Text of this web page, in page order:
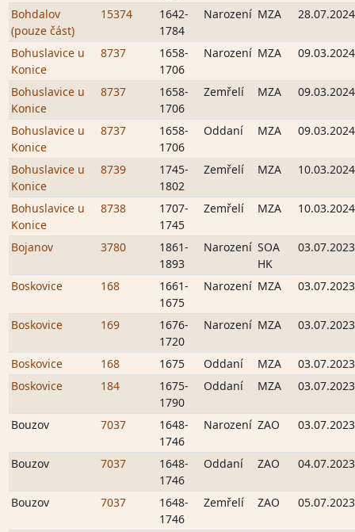
Bohdalov
(pouze část)
15374
1642-
1784
Narození MZA 28.07.2024
Bohuslavice u
Konice
8737
1658-
1706
Narození MZA 09.03.2024
Bohuslavice u
Konice
8737
1658-
1706
Zemřelí MZA 09.03.2024
Bohuslavice u
Konice
8737
1658-
1706
Oddaní MZA 09.03.2024
Bohuslavice u
Konice
8739
1745-
1802
Zemřelí MZA 10.03.2024
Bohuslavice u
Konice
8738
1707-
1745
Zemřelí MZA 10.03.2024
Bojanov 3780
1861-
1893
Narození SOA
HK
03.07.2023
Boskovice 168
1661-
1675
Narození MZA 03.07.2023
Boskovice 169
1676-
1720
Narození MZA 03.07.2023
Boskovice 168 1675 Oddaní MZA
03.07.2023
Boskovice
184
1675-
1790
Oddaní MZA 03.07.2023
Bouzov 7037
1648-
1746
Narození ZAO 03.07.2023
Bouzov 7037
1648-
1746
Oddaní ZAO 04.07.2023
Bouzov 7037
1648-
1746
Zemřelí ZAO 05.07.2023